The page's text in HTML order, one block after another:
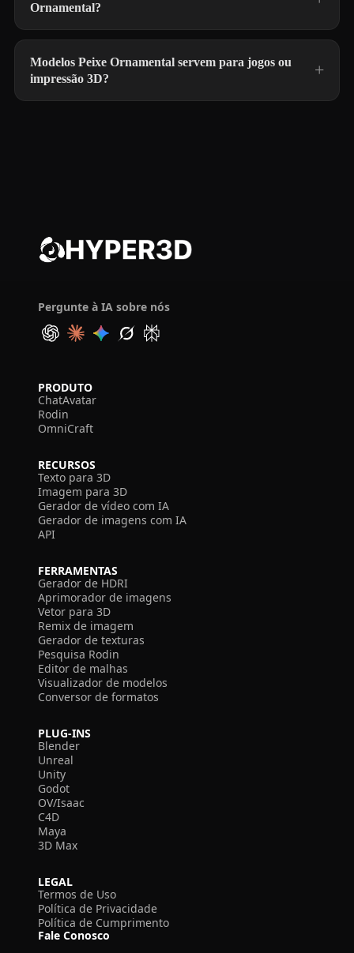
Ornamental?
Modelos Peixe Ornamental servem para jogos ou
impressão 3D?
Pergunte à IA sobre nós
PRODUTO
ChatAvatar
Rodin
OmniCraft
RECURSOS
Texto para 3D
Imagem para 3D
Gerador de vídeo com IA
Gerador de imagens com IA
API
FERRAMENTAS
Gerador de HDRI
Aprimorador de imagens
Vetor para 3D
Remix de imagem
Gerador de texturas
Pesquisa Rodin
Editor de malhas
Visualizador de modelos
Conversor de formatos
PLUG-INS
Blender
Unreal
Unity
Godot
OV/Isaac
C4D
Maya
3D Max
LEGAL
Termos de Uso
Política de Privacidade
Política de Cumprimento
Fale Conosco